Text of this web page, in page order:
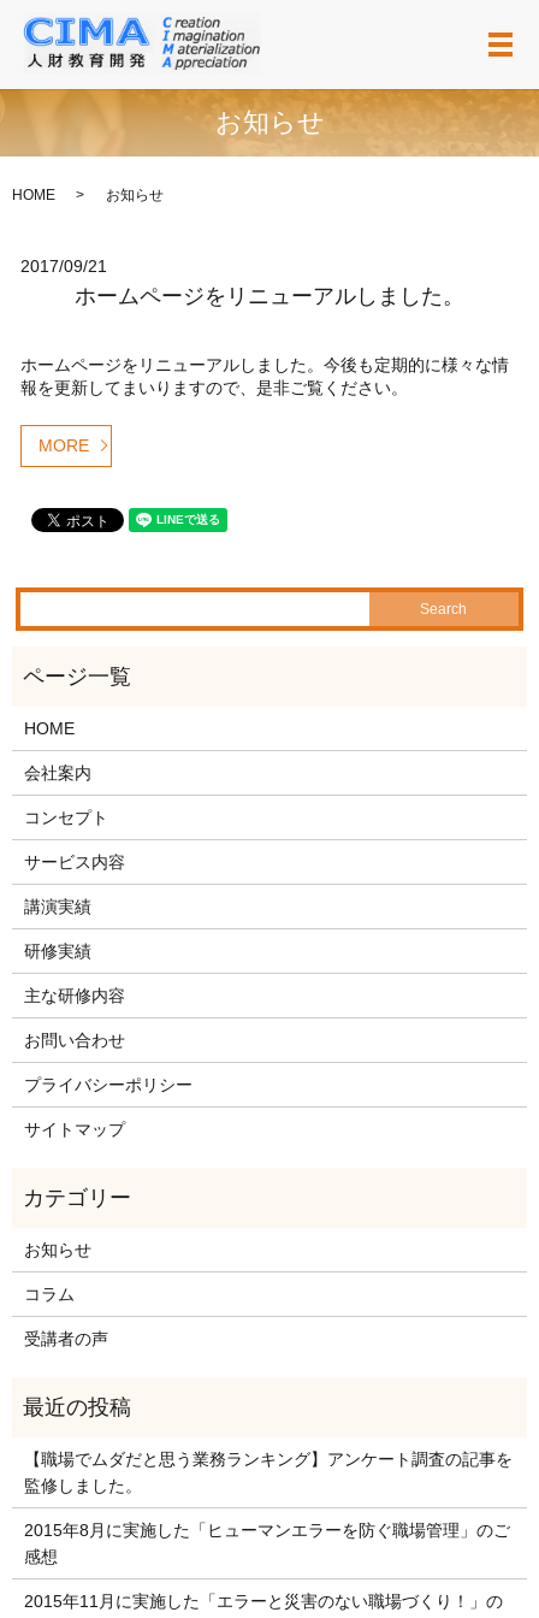
メ
お知らせ
HOME お知らせ
2017/09/21
ホームページをリニューアルしました。
ホームページをリニューアルしました。今後も定期的に様々な情
報を更新してまいりますので、是非ご覧ください。
MORE
HOME
会社案内
コンセプト
サービス内容
講演実績
研修実績
主な研修内容
お問い合わせ
プライバシーポリシー
サイトマップ
お知らせ
コラム
受講者の声
【職場でムダだと思う業務ランキング】アンケート調査の記事を
監修しました。
2015年8月に実施した「ヒューマンエラーを防ぐ職場管理」のご
感想
2015年11月に実施した「エラーと災害のない職場づくり！」の